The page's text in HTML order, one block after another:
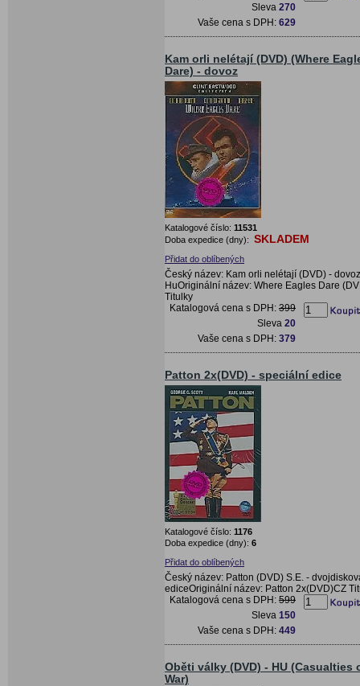
Sleva 270
Vaše cena s DPH: 629
Kam orli nelétají (DVD) (Where
Dare) - dovoz
Katalogové číslo: 11531
Doba expedice (dny): SKLADEM
Přidat do oblíbených
Český název: Kam orli nelétají (DVD) - dovoz
HuOriginální název: Where Eagles Dare
Titulky
Katalogová cena s DPH: 399
Sleva 20
Vaše cena s DPH: 379
Patton 2x(DVD) - speciální edice
Katalogové číslo: 1176
Doba expedice (dny): 6
Přidat do oblíbených
Český název: Patton (DVD) S.E. -
ediceOriginální název: Patton 2x(DVD)CZ
Katalogová cena s DPH: 599
Sleva 150
Vaše cena s DPH: 449
Oběti války (DVD) - HU (Casualties
War)